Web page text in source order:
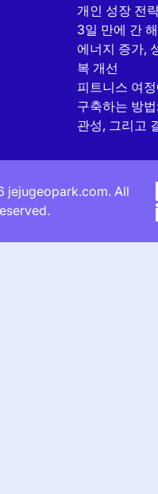
개인 성장 전
3일 만에 간
에너지 증가,
복 개선
피트니스 여
구축하는 방
관성, 그리고
jejugeopark.com. All